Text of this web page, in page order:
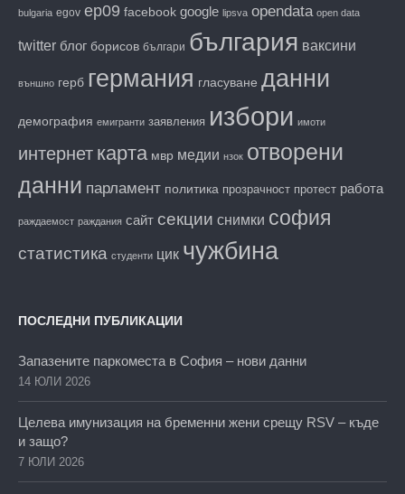
bulgaria egov ep09 facebook google lipsva opendata open data
twitter блог борисов българи българия ваксини
външно герб германия гласуване данни
демография емигранти заявления избори имоти
интернет карта мвр медии нзок отворени
данни парламент политика прозрачност протест работа
раждаемост раждания сайт секции снимки софия
статистика студенти цик чужбина
ПОСЛЕДНИ ПУБЛИКАЦИИ
Запазените паркоместа в София – нови данни
14 ЮЛИ 2026
Целева имунизация на бременни жени срещу RSV – къде
и защо?
7 ЮЛИ 2026